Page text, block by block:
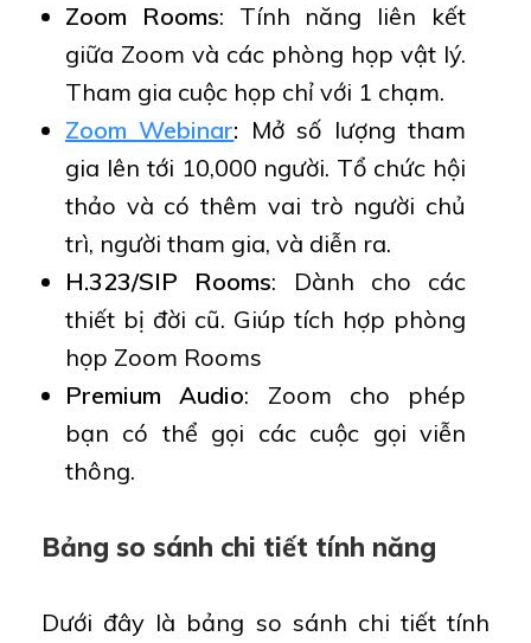
Zoom Rooms: Tính năng liên kết
giữa Zoom và các phòng họp vật lý.
Tham gia cuộc họp chỉ với 1 chạm.
Zoom Webinar: Mở số lượng tham
gia lên tới 10,000 người. Tổ chức hội
thảo và có thêm vai trò người chủ
trì, người tham gia, và diễn ra.
H.323/SIP Rooms: Dành cho các
thiết bị đời cũ. Giúp tích hợp phòng
họp Zoom Rooms
Premium Audio: Zoom cho phép
bạn có thể gọi các cuộc gọi viễn
thông.
Bảng so sánh chi tiết tính năng
Dưới đây là bảng so sánh chi tiết tính